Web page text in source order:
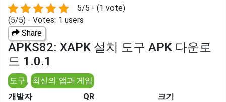
5/5 - (1 vote)
(5/5) - Votes: 1 users
Share
APKS82: XAPK 설치 도구 APK 다운로
드 1.0.1
도구 , 최신의 앱과 게임
개발자
QR
크기